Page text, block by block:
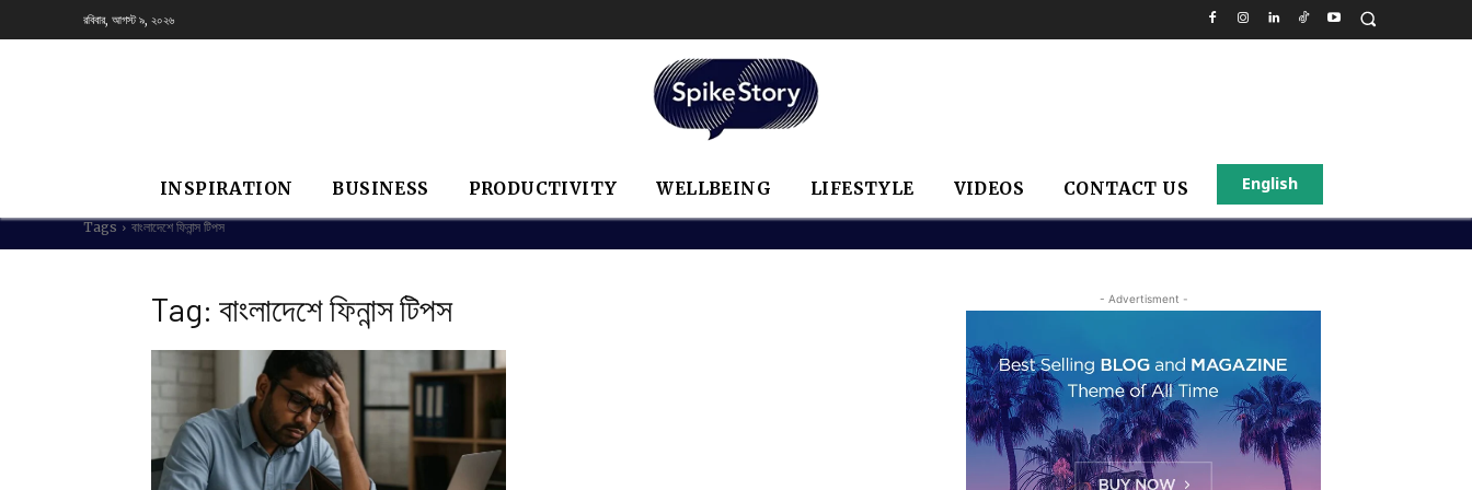
রবিবার, আগস্ট ৯, ২০২৬
INSPIRATION BUSINESS PRODUCTIVITY WELLBEING LIFESTYLE VIDEOS CONTACT US English
Tags বাংলাদেশে ফিনান্স টিপস
Tag: বাংলাদেশে ফিনান্স টিপস - Advertisment -